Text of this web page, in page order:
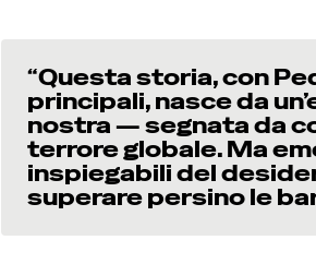
“Questa storia, con
principali, nasce da
nostra — segnata da
terrore globale. Ma
inspiegabili del
superare persino le